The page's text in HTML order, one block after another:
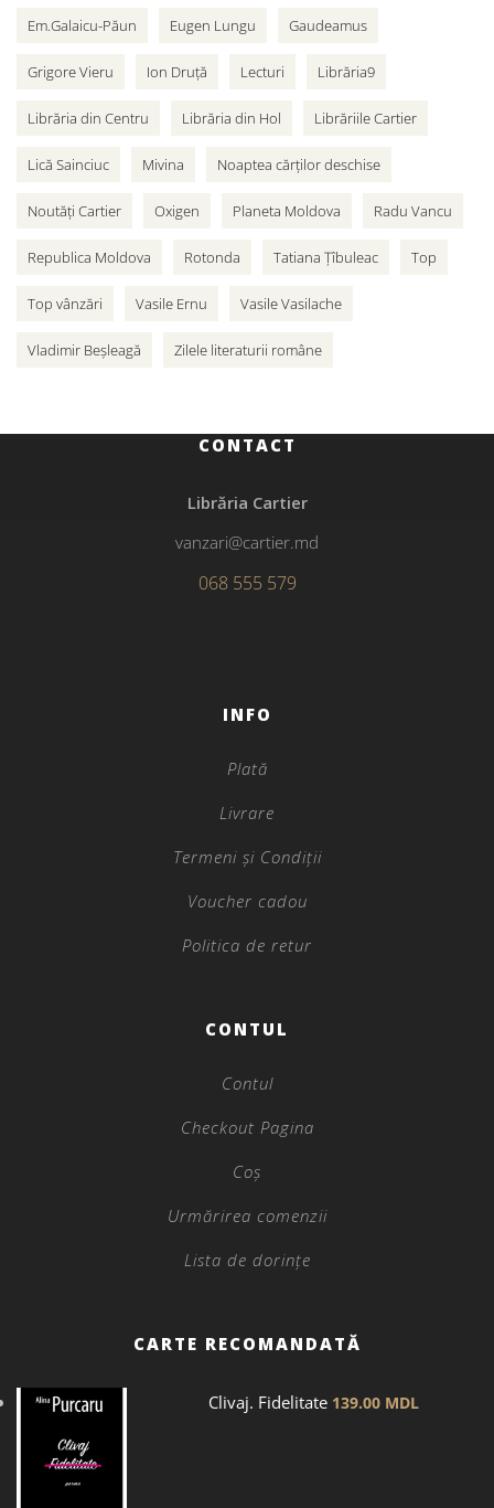
Em.Galaicu-Păun Eugen Lungu Gaudeamus
Grigore Vieru Ion Druță Lecturi Librăria9
Librăria din Centru Librăria din Hol Librăriile Cartier
Lică Sainciuc Mivina Noaptea cărților deschise
Noutăți Cartier Oxigen Planeta Moldova Radu Vancu
Republica Moldova Rotonda Tatiana Țîbuleac Top
Top vânzări Vasile Ernu Vasile Vasilache
Vladimir Beșleagă Zilele literaturii române
CONTACT
Librăria Cartier
vanzari@cartier.md
068 555 579
INFO
Plată
Livrare
Termeni și Condiții
Voucher cadou
Politica de retur
CONTUL
Contul
Checkout Pagina
Coș
Urmărirea comenzii
Lista de dorințe
CARTE RECOMANDATĂ
Clivaj. Fidelitate 139.00 MDL